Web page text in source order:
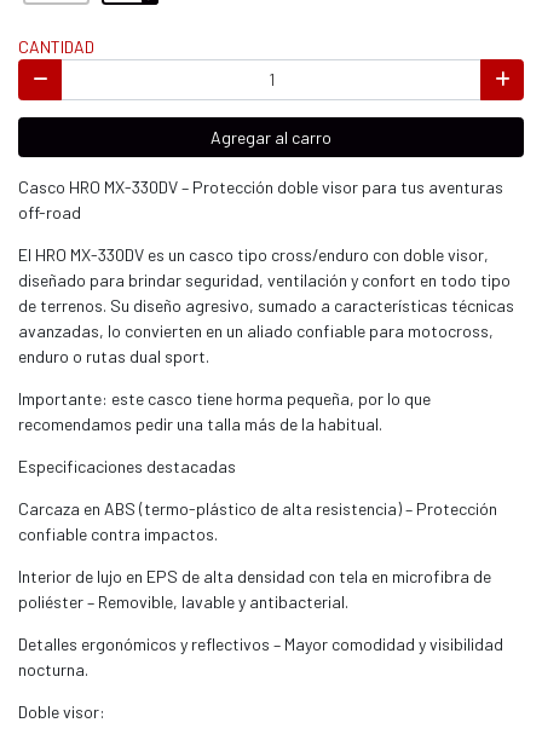
CANTIDAD
Agregar al carro
Casco HRO MX-330DV – Protección doble visor para tus aventuras
off-road
El HRO MX-330DV es un casco tipo cross/enduro con doble visor,
diseñado para brindar seguridad, ventilación y confort en todo tipo
de terrenos. Su diseño agresivo, sumado a características técnicas
avanzadas, lo convierten en un aliado confiable para motocross,
enduro o rutas dual sport.
Importante: este casco tiene horma pequeña, por lo que
recomendamos pedir una talla más de la habitual.
Especificaciones destacadas
Carcaza en ABS (termo-plástico de alta resistencia) – Protección
confiable contra impactos.
Interior de lujo en EPS de alta densidad con tela en microfibra de
poliéster – Removible, lavable y antibacterial.
Detalles ergonómicos y reflectivos – Mayor comodidad y visibilidad
nocturna.
Doble visor: